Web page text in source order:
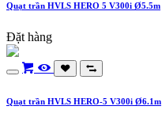
Quạt trần HVLS HERO 5 V300i Ø5.5m
Đặt hàng
Quạt trần HVLS HERO-5 V300i Ø6.1m